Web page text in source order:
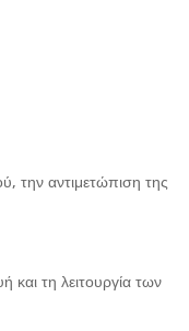
την αντιμετώπιση της
τη λειτουργία των